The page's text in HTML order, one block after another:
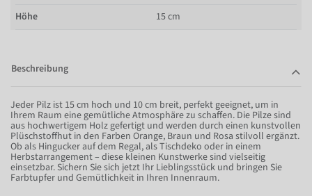
Höhe
15 cm
Beschreibung
Jeder Pilz ist 15 cm hoch und 10 cm breit, perfekt geeignet, um in
Ihrem Raum eine gemütliche Atmosphäre zu schaffen. Die Pilze sind
aus hochwertigem Holz gefertigt und werden durch einen kunstvollen
Plüschstoffhut in den Farben Orange, Braun und Rosa stilvoll ergänzt.
Ob als Hingucker auf dem Regal, als Tischdeko oder in einem
Herbstarrangement – diese kleinen Kunstwerke sind vielseitig
einsetzbar. Sichern Sie sich jetzt Ihr Lieblingsstück und bringen Sie
Farbtupfer und Gemütlichkeit in Ihren Innenraum.